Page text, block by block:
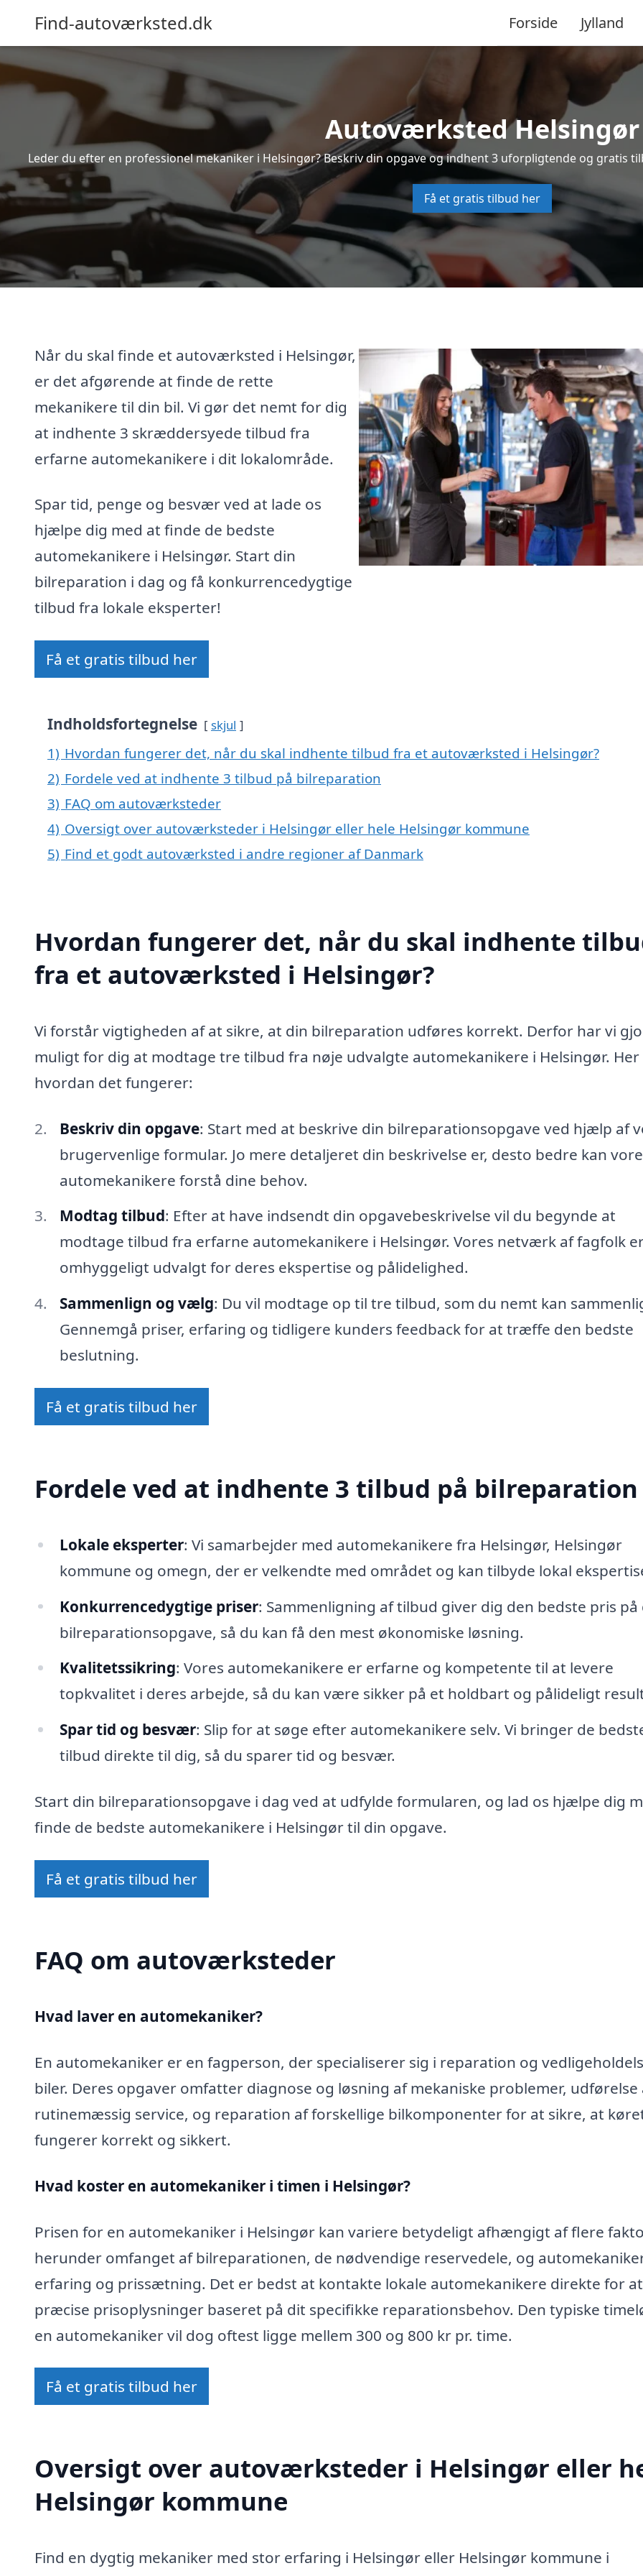
Find-autoværksted.dk Forside Jylland
Autoværksted Helsingør
Leder du efter en professionel mekaniker i Helsingør? Beskriv din opgave og indhent 3 uforpligtende og gratis
Få et gratis tilbud her
Når du skal finde et autoværksted i Helsingør,
er det afgørende at finde de rette
mekanikere til din bil. Vi gør det nemt for dig
at indhente 3 skræddersyede tilbud fra
erfarne automekanikere i dit lokalområde.
Spar tid, penge og besvær ved at lade os
hjælpe dig med at finde de bedste
automekanikere i Helsingør. Start din
bilreparation i dag og få konkurrencedygtige
tilbud fra lokale eksperter!
Få et gratis tilbud her
Indholdsfortegnelse skjul
1) Hvordan fungerer det, når du skal indhente tilbud fra et autoværksted i Helsingør?
2) Fordele ved at indhente 3 tilbud på bilreparation
3) FAQ om autoværksteder
4) Oversigt over autoværksteder i Helsingør eller hele Helsingør kommune
5) Find et godt autoværksted i andre regioner af Danmark
Hvordan fungerer det, når du skal indhente
fra et autoværksted i Helsingør?
Vi forstår vigtigheden af at sikre, at din bilreparation udføres korrekt. Derfor har vi
muligt for dig at modtage tre tilbud fra nøje udvalgte automekanikere i Helsingør. Her
hvordan det fungerer:
Beskriv din opgave: Start med at beskrive din bilreparationsopgave ved hjælp af
brugervenlige formular. Jo mere detaljeret din beskrivelse er, desto bedre kan
automekanikere forstå dine behov.
Modtag tilbud: Efter at have indsendt din opgavebeskrivelse vil du begynde at
modtage tilbud fra erfarne automekanikere i Helsingør. Vores netværk af fagfolk
omhyggeligt udvalgt for deres ekspertise og pålidelighed.
Sammenlign og vælg: Du vil modtage op til tre tilbud, som du nemt kan
Gennemgå priser, erfaring og tidligere kunders feedback for at træffe den bedste
beslutning.
Få et gratis tilbud her
Fordele ved at indhente 3 tilbud på bilreparation
Lokale eksperter: Vi samarbejder med automekanikere fra Helsingør, Helsingør
kommune og omegn, der er velkendte med området og kan tilbyde lokal
Konkurrencedygtige priser: Sammenligning af tilbud giver dig den bedste pris på
bilreparationsopgave, så du kan få den mest økonomiske løsning.
Kvalitetssikring: Vores automekanikere er erfarne og kompetente til at levere
topkvalitet i deres arbejde, så du kan være sikker på et holdbart og pålideligt
Spar tid og besvær: Slip for at søge efter automekanikere selv. Vi bringer de
tilbud direkte til dig, så du sparer tid og besvær.
Start din bilreparationsopgave i dag ved at udfylde formularen, og lad os hjælpe dig
finde de bedste automekanikere i Helsingør til din opgave.
Få et gratis tilbud her
FAQ om autoværksteder
Hvad laver en automekaniker?
En automekaniker er en fagperson, der specialiserer sig i reparation og
biler. Deres opgaver omfatter diagnose og løsning af mekaniske problemer, udførelse
rutinemæssig service, og reparation af forskellige bilkomponenter for at sikre, at
fungerer korrekt og sikkert.
Hvad koster en automekaniker i timen i Helsingør?
Prisen for en automekaniker i Helsingør kan variere betydeligt afhængigt af flere
herunder omfanget af bilreparationen, de nødvendige reservedele, og
erfaring og prissætning. Det er bedst at kontakte lokale automekanikere direkte for
præcise prisoplysninger baseret på dit specifikke reparationsbehov. Den typiske
en automekaniker vil dog oftest ligge mellem 300 og 800 kr pr. time.
Få et gratis tilbud her
Oversigt over autoværksteder i Helsingør eller
Helsingør kommune
Find en dygtig mekaniker med stor erfaring i Helsingør eller Helsingør kommune i